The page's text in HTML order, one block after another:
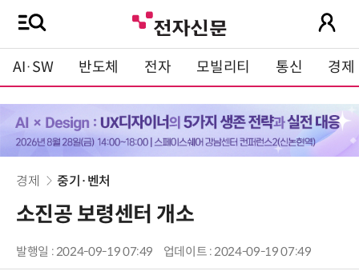
AI·SW 반도체 전자 모빌리티 통신 경제
경제 중기·벤처
소진공 보령센터 개소
발행일 : 2024-09-19 07:49 업데이트 : 2024-09-19 07:49